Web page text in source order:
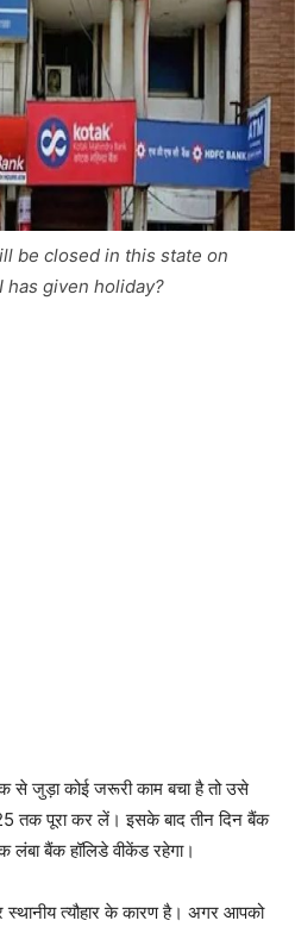
be closed in this state on
has given holiday?
से जुड़ा कोई जरूरी काम बचा है तो उसे
तक पूरा कर लें। इसके बाद तीन दिन बैंक
बैंक हॉलिडे वीकेंड रहेगा।
स्थानीय त्यौहार के कारण है। अगर आपको